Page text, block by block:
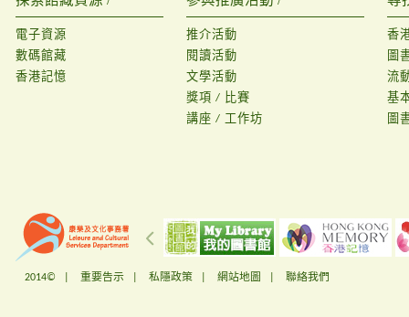
電子資源
數碼館藏
香港記憶
推介活動
閱讀活動
文學活動
獎項 / 比賽
講座 / 工作坊
香
圖
流
基
圖
2014© | 重要告示 私隱政策 網站地圖 聯絡我們